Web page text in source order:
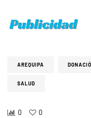
AREQUIPA
SALUD
0 0